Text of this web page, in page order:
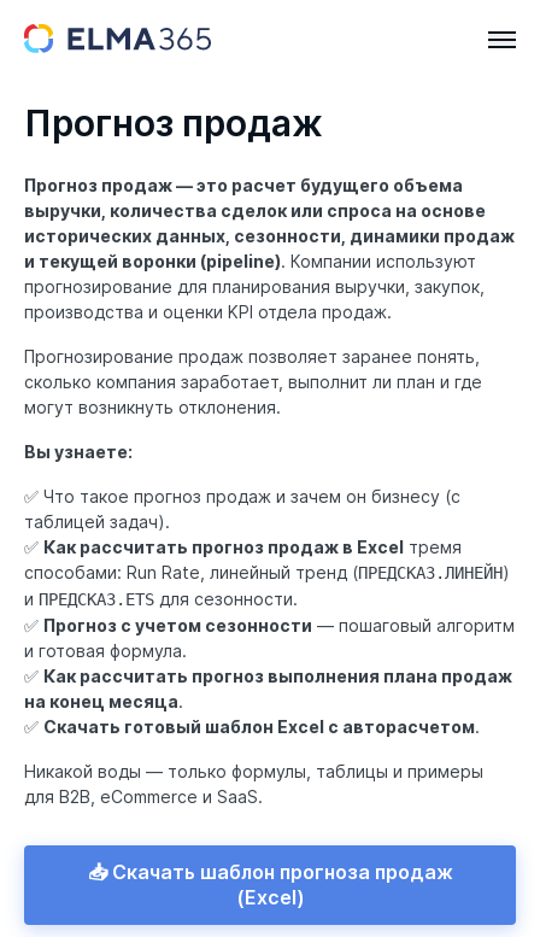
Прогноз продаж
Прогноз продаж — это расчет будущего объема
выручки, количества сделок или спроса на основе
исторических данных, сезонности, динамики продаж
и текущей воронки (pipeline). Компании используют
прогнозирование для планирования выручки, закупок,
производства и оценки KPI отдела продаж.
Прогнозирование продаж позволяет заранее понять,
сколько компания заработает, выполнит ли план и где
могут возникнуть отклонения.
Вы узнаете:
✅ Что такое прогноз продаж и зачем он бизнесу (с
таблицей задач).
✅ Как рассчитать прогноз продаж в Excel тремя
способами: Run Rate, линейный тренд (ПРЕДСКАЗ.ЛИНЕЙН)
и ПРЕДСКАЗ.ETS для сезонности.
✅ Прогноз с учетом сезонности — пошаговый алгоритм
и готовая формула.
✅ Как рассчитать прогноз выполнения плана продаж
на конец месяца.
✅ Скачать готовый шаблон Excel с авторасчетом.
Никакой воды — только формулы, таблицы и примеры
для B2B, eCommerce и SaaS.
📥 Скачать шаблон прогноза продаж
(Excel)